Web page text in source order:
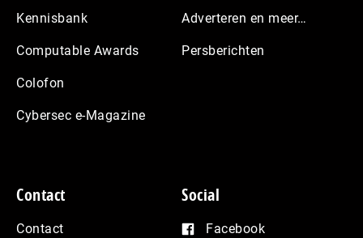
Kennisbank
Computable Awards
Colofon
Cybersec e-Magazine
Adverteren en meer…
Persberichten
Contact
Contact
Social
Facebook